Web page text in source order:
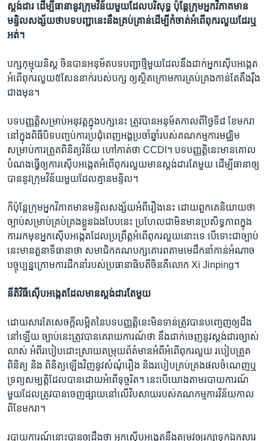
ស្តង់​ដារ​ ​ដើម្បី​ធានា​​នូវ​ក្រុម​វិន័យ​មួយ​ដែល​បរិសុទ្ធ ប៉ុន្តែ​ក្រុម​អ្នក​វិភាគ​មាន​
មន្ទិល​សង្ស័យ​ថា​បទ​បញ្ជា​នេះ​នឹង​​​គ្រប់គ្រាន់​ដើម្បី​កំចាត់​អំពើ​ពុក​រលួយ​​​ដែរឬ​
អត់។
បក្ស​កុម្មុយនិស្ត​ ចិន​បាន​អនុម័តបទ​បញ្ជា​ថ្មីមួយ​ដែល​នឹងដាក់​អ្នក​ស៊ើប​អង្កេត​
អំពើ​ពុក​រលួយ​៥សែន​នាក់​របស់​បក្ស​ ឲ្យ​ស្ថិត​ក្រោម​ការ​គ្រប់​គ្រង​កាន់​តែ​តឹង​រ៉ឹង​
ជាង​មុន។
បទបញ្ញត្តិ​សម្រាប់​អនុវត្ត​ក្នុង​បក្ស​នេះ ត្រូវ​បាន​អនុម័ត​កាល​ពី​ថ្ងៃទី​៨ ខែ​មករា​
នៅ​ក្នុង​ពិធី​បិទ​បញ្ចប់​ការ​ប្រជុំ​ពេញ​អង្គ​ប្រចាំ​ឆ្នាំ​របស់​គណកម្មការ​មជ្ឈិម​
សម្រាប់​ការត្រួត​ពិនិត្យ​វិន័យ​ ហៅ​កាត់​ថា​ CCDI។ បទ​បញ្ញត្តិ​នេះ​មាន​គោល​
បំណង​ធ្វើ​ឲ្យការ​ស៊ើប​អង្កេត​អំពើ​ពុក​រលួយ​មានស្តង់ដារតែមួយ​ ​ដើម្បី​ធានា​ឲ្យ​
បាន​នូវ​ក្រុម​វិន័យ​មួយ​ដែល​គ្មាន​មន្ទិល។
ក៏ប៉ុន្តែ​ក្រុម​អ្នក​វិភាគ​មាន​មន្ទិល​សង្ស័យ​អំពី​រឿង​នេះ ដោយ​ពួក​គេ​និយាយ​ថា ​
ច្បាប់​សម្រាប់​គ្រប់​គ្រង​ខ្លួន​ឯង​បែប​នេះ​ ប្រហែល​ជា​មិនមាន​ប្រសិទ្ធភាព​ក្នុង​
ការ​រក​មុខ​អ្នក​ស៊ើប​អង្កេត​ដែល​ប្រព្រឹត្ត​អំពើ​ពុក​រលួយនោះទេ បើ​ទោះជា​ច្បាប់​
នេះមានតួនាទី​ធានាថា សមាជិក​គណបក្ស​គោរព​តាម​មេដឹកនាំ​កាន់​អំណាច
បច្ចុប្បន្ន​ក្រោម​ការ​ដឹក​នាំរបស់​ប្រធានា​ធិបតី​ចិន​គឺ​លោក​ Xi Jinping។
នីតិវិធី​ស៊ើប​អង្កេត​ដែល​មាន​ស្តង់ដារ​តែ​មួយ
ដោយ​សារ​តែ​សេចក្តី​លម្អិត​នៃបទបញ្ញត្តិ​នេះ​មិន​ទាន់​ត្រូវបាន​បញ្ចេញ​ឲ្យ​ដឹង​
នៅ​ឡើយ ​ច្បាប់​នេះ​ត្រូវ​បាន​គេ​រាយការណ៍​ថា​ នឹង​ដាក់​ចេញ​នូវ​ស្តង់ដារ​ច្បាស់​
លាស់​ ​អំពី​របៀប​ដោះ​ស្រាយ​តម្រុយ​ព័ត៌មានអំពី​អំពើ​ពុក​រលួយ​ របៀប​ត្រួត​
ពិនិត្យ និង​ ពិនិត្យ​ឡើង​វិញនូវ​សំ​ណុំ​រឿង​ និងរបៀប​គ្រប់​គ្រង​ផល​ចំណេញ​ឬ​
ទ្រព្យ​សម្បត្តិ​ដែល​បាន​ដោយ​អំពើ​ទុច្ចរិត។ នេះ​បើ​យោង​តាម​របាយការណ៍​
មួយ​ដែល​ត្រូវ​បាន​ចេញ​ផ្សាយ​នៅ​លើ​វិបសាយ​របស់​គណកម្មការ​វិន័យ​កាល​
ពីខែមករា។
របាយការណ៍​នោះ​បាន​ឲ្យ​ដឹង​ថា​ អ្នក​ស៊ើប​អង្កេត​នឹង​តម្រូវ​ឲ្យ​រក្សា​ទុក​ឯកសារ​